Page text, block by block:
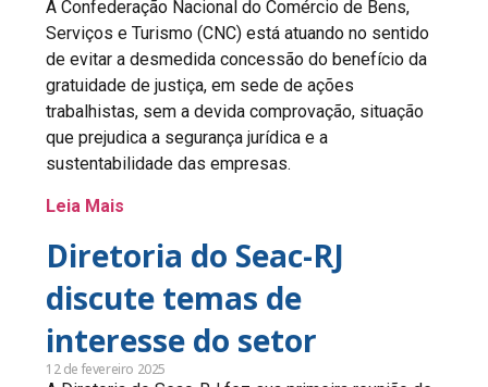
A Confederação Nacional do Comércio de Bens,
Serviços e Turismo (CNC) está atuando no sentido
de evitar a desmedida concessão do benefício da
gratuidade de justiça, em sede de ações
trabalhistas, sem a devida comprovação, situação
que prejudica a segurança jurídica e a
sustentabilidade das empresas.
Leia Mais
Diretoria do Seac-RJ
discute temas de
interesse do setor
12 de fevereiro 2025